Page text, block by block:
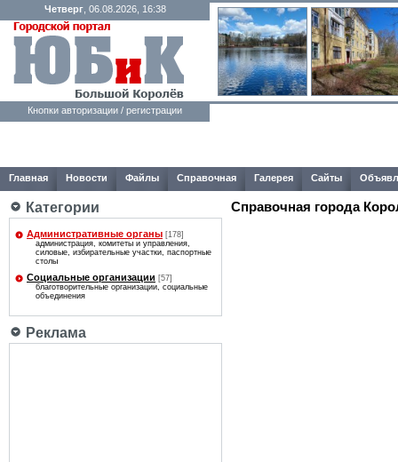
Четверг, 06.08.2026, 16:38
Кнопки авторизации / регистрации
Главная Новости Файлы Справочная Галерея Сайты
Категории
Административные органы [178]
администрация, комитеты и управления,
силовые, избирательные участки, паспортные
столы
Социальные организации [57]
благотворительные организации, социальные
объединения
Реклама
Справочная города